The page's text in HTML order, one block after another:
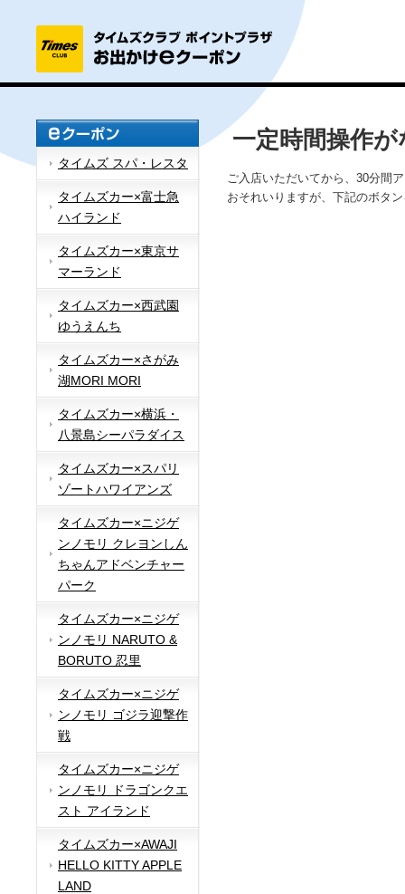
タイムズ スパ・レスタ
タイムズカー×富士急
ハイランド
タイムズカー×東京サ
マーランド
タイムズカー×西武園
ゆうえんち
タイムズカー×さがみ
湖MORI MORI
タイムズカー×横浜・
八景島シーパラダイス
タイムズカー×スパリ
ゾートハワイアンズ
タイムズカー×ニジゲ
ンノモリ クレヨンしん
ちゃんアドベンチャー
パーク
タイムズカー×ニジゲ
ンノモリ NARUTO &
BORUTO 忍里
タイムズカー×ニジゲ
ンノモリ ゴジラ迎撃作
戦
タイムズカー×ニジゲ
ンノモリ ドラゴンクエ
スト アイランド
タイムズカー×AWAJI
HELLO KITTY APPLE
LAND
一定時間操作
ご入店いただいてから、30分間
おそれいりますが、下記のボタ